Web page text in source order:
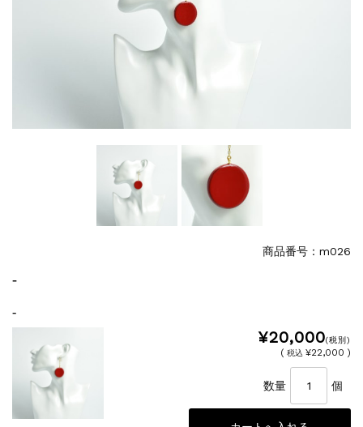
商品番号：m026
-
-
¥20,000(税別)
(税込 ¥22,000 )
数量 個